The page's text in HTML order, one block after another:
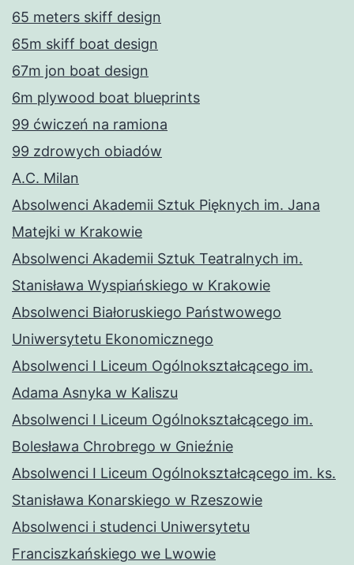
65 meters skiff design
65m skiff boat design
67m jon boat design
6m plywood boat blueprints
99 ćwiczeń na ramiona
99 zdrowych obiadów
A.C. Milan
Absolwenci Akademii Sztuk Pięknych im. Jana
Matejki w Krakowie
Absolwenci Akademii Sztuk Teatralnych im.
Stanisława Wyspiańskiego w Krakowie
Absolwenci Białoruskiego Państwowego
Uniwersytetu Ekonomicznego
Absolwenci I Liceum Ogólnokształcącego im.
Adama Asnyka w Kaliszu
Absolwenci I Liceum Ogólnokształcącego im.
Bolesława Chrobrego w Gnieźnie
Absolwenci I Liceum Ogólnokształcącego im. ks.
Stanisława Konarskiego w Rzeszowie
Absolwenci i studenci Uniwersytetu
Franciszkańskiego we Lwowie